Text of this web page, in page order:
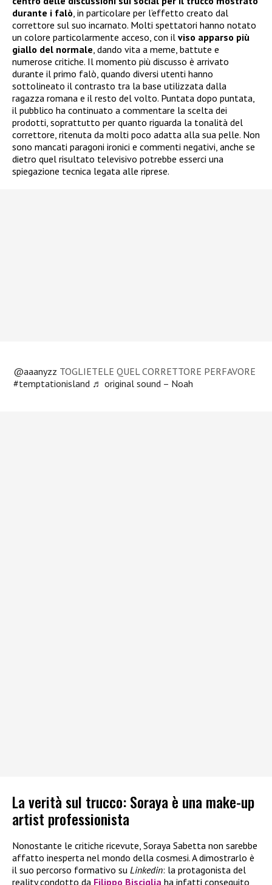
durante i falò , in particolare per l’effetto creato dal
correttore sul suo incarnato. Molti spettatori hanno notato
un colore particolarmente acceso, con il viso apparso più
giallo del normale , dando vita a meme, battute e
numerose critiche. Il momento più discusso è arrivato
durante il primo falò, quando diversi utenti hanno
sottolineato il contrasto tra la base utilizzata dalla
ragazza romana e il resto del volto. Puntata dopo puntata,
il pubblico ha continuato a commentare la scelta dei
prodotti, soprattutto per quanto riguarda la tonalità del
correttore, ritenuta da molti poco adatta alla sua pelle. Non
sono mancati paragoni ironici e commenti negativi, anche se
dietro quel risultato televisivo potrebbe esserci una
spiegazione tecnica legata alle riprese.
@aaanyzz TOGLIETELE QUEL CORRETTORE PERFAVORE
#temptationisland ♬ original sound – Noah
La verità sul trucco: Soraya è una make-up
artist professionista
Nonostante le critiche ricevute, Soraya Sabetta non sarebbe
affatto inesperta nel mondo della cosmesi. A dimostrarlo è
il suo percorso formativo su Linkedin: la protagonista del
reality condotto da Filippo Bisciglia ha infatti conseguito